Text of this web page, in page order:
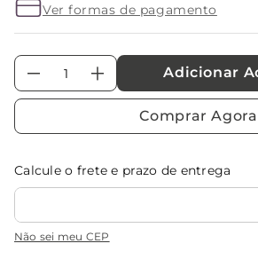
Ver formas de pagamento
＋
－ Adicionar
Comprar Agora
Calcule o frete e prazo de entrega
Não sei meu CEP